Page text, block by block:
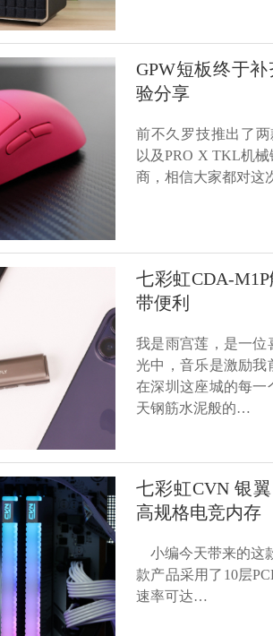
GPW短板终于
验分享
前不久罗技推出了
以及PRO X TKL机
商，相信大家都对这
七彩虹CDA-
带便利
我是雨宫莲，是一位
光中，音乐是激励我
在深圳这座城的每一
天钢筋水泥般的…
七彩虹CVN 银
高规格电竞内存
小编今天带来的这
款产品采用了10层
速率可达…